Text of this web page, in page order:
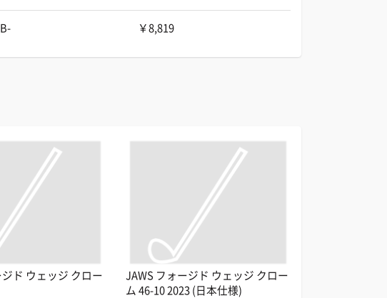
￥8,819
ド ウェッジ クロー
JAWS フォージド ウェッジ クロー
ム 46-10 2023 (日本仕様)